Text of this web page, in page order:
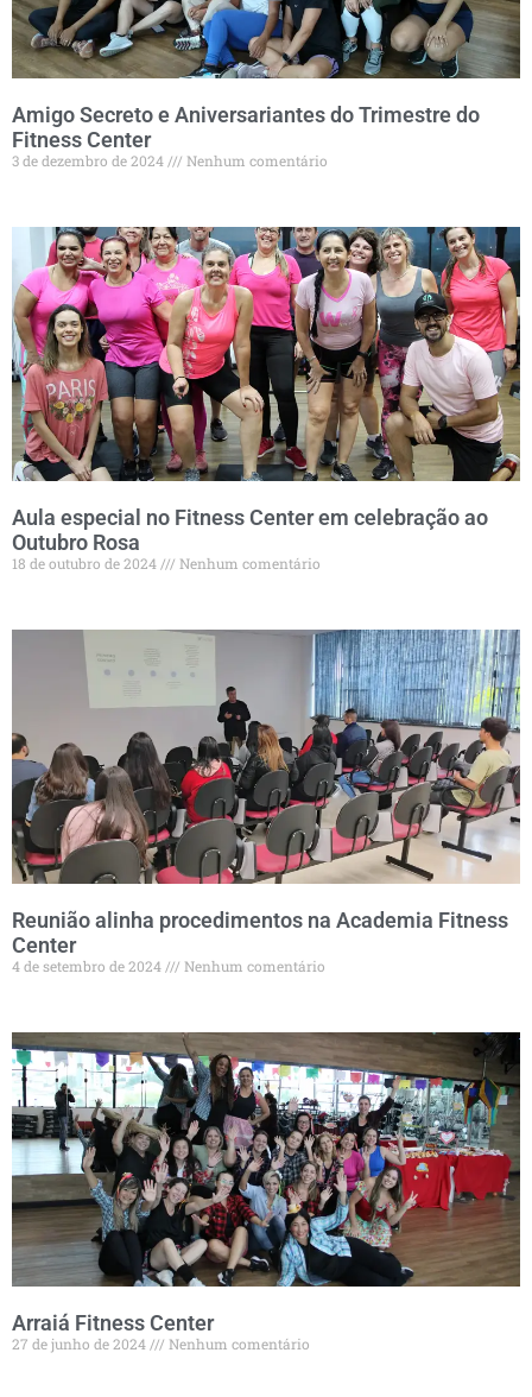
Amigo Secreto e Aniversariantes do Trimestre do
Fitness Center
3 de dezembro de 2024 Nenhum comentário
Aula especial no Fitness Center em celebração ao
Outubro Rosa
18 de outubro de 2024 Nenhum comentário
Reunião alinha procedimentos na Academia Fitness
Center
4 de setembro de 2024 Nenhum comentário
Arraiá Fitness Center
27 de junho de 2024 Nenhum comentário